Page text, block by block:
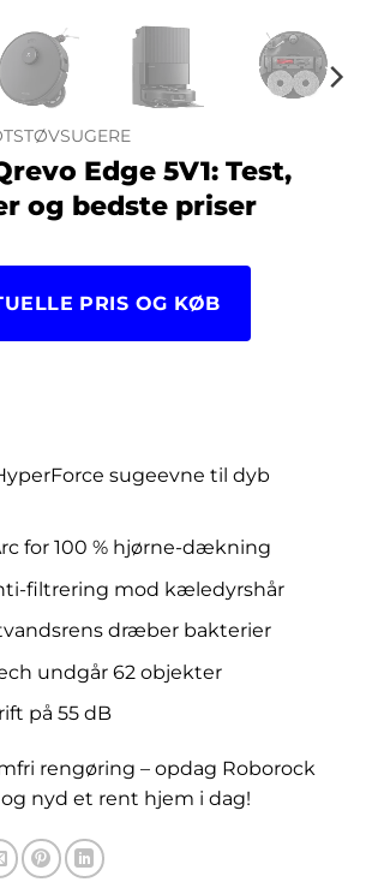
Edge 5V1: Test,
og bedste priser
PRIS OG KØB
sugeevne til dyb
for 100 % hjørne-dækning
filtrering mod kæledyrshår
dræber bakterier
undgår 62 objekter
på 55 dB
rengøring – opdag Roborock
og nyd et rent hjem i dag!